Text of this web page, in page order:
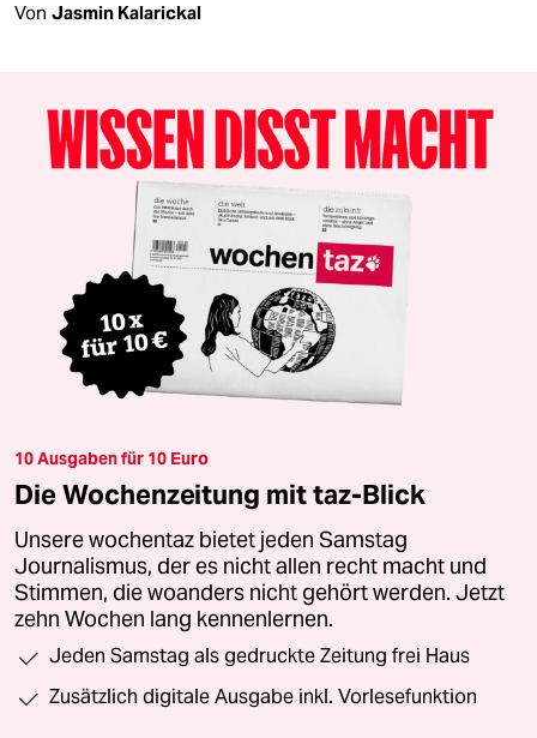
Von Jasmin Kalarickal
10 Ausgaben für 10 Euro
Die Wochenzeitung mit taz-Blick
Unsere wochentaz bietet jeden Samstag
Journalismus, der es nicht allen recht macht und
Stimmen, die woanders nicht gehört werden. Jetzt
zehn Wochen lang kennenlernen.
Jeden Samstag als gedruckte Zeitung frei Haus
Zusätzlich digitale Ausgabe inkl. Vorlesefunktion